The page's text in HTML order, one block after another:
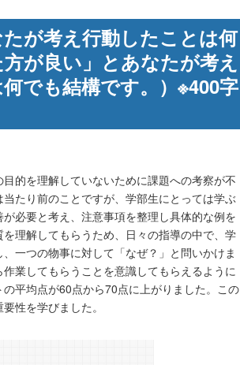
が考え行動したことは何
が良い」とあなたが考え
でも結構です。）※400字
的を理解していないために課題への考察が不
たり前のことですが、学部生にとっては学ぶ
必要と考え、注意事項を整理し具体的な例を
理解してもらうため、日々の指導の中で、学
一つの物事に対して「なぜ？」と問いかけま
業してもらうことを意識してもらえるように
平均点が60点から70点に上がりました。この
性を学びました。